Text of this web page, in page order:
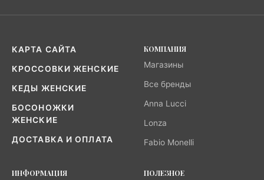
КАРТА САЙТА
КРОССОВКИ ЖЕНСКИЕ
КЕДЫ ЖЕНСКИЕ
БОСОНОЖКИ
ЖЕНСКИЕ
ДОСТАВКА И ОПЛАТА
КОМПАНИЯ
Магазины
Все бренды
Anna Lucci
Lonza
Fabio Monelli
ИНФОРМАЦИЯ
ПОЛЕЗНОЕ